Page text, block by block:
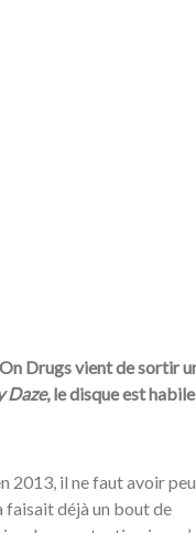
Drugs vient de sortir
Daze, le disque est habile
2013, il ne faut avoir
faisait déjà un bout de